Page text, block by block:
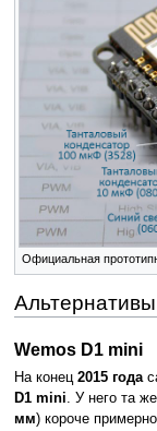
Официальная
Альтернативы
Wemos D1 mini
На конец 2015 года
D1 mini. У него та
мм) короче